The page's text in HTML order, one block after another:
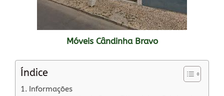
Móveis Cândinha Bravo
Índice
Informações